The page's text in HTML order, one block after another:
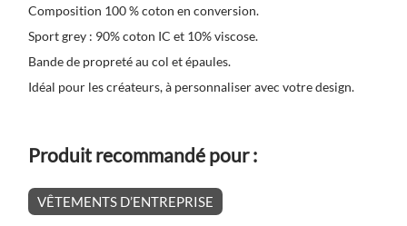
Composition 100 % coton en conversion.
Sport grey : 90% coton IC et 10% viscose.
Bande de propreté au col et épaules.
Idéal pour les créateurs, à personnaliser avec votre design.
Produit recommandé pour :
VÊTEMENTS D’ENTREPRISE